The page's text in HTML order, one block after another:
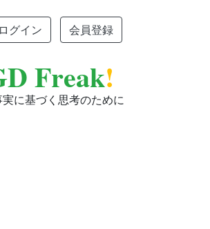
ログイン 会員登録
Freak!
実に基づく思考のために